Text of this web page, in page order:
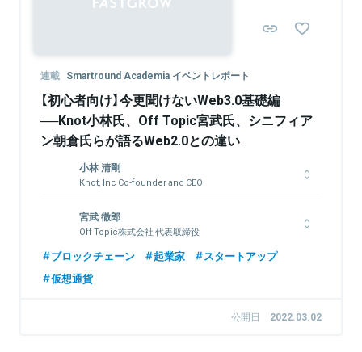
連載 Smartround Academia イベントレポート
【初心者向け】今更聞けないWeb3.0基礎編
──Knot小林氏、Off Topic宮武氏、シニフィア
ン朝倉氏らが語るWeb2.0との違い
小林 清剛
Knot, Inc Co-founder and CEO
同社を国内2位の規模まで成長させた後、2011年にKDDIグルー
プに売却。2013年から米国サンフランシスコに移住。2021年10
月にKnot, Inc.を設立して、現在はWeb3領域に取り組んでい
る。また、TokyoFoundersFundを共同創業し、米国を中心に
30社前後に投資をしている。
宮武 徹郎
Off Topic株式会社 代表取締役
バブソン大学卒。事業会社の投資部門で主に北米スタートアップ
ツ制作などを担当。
ブロックチェーン 起業家
スタートアップ
仮想通貨
公開日 2022.03.02